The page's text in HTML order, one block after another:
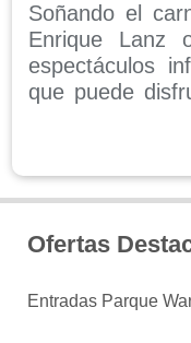
Soñando el
Enrique
espectáculos
que puede
carnaval de
Sala Girau del
Madrid desde ...
Ofertas
Entradas Parque